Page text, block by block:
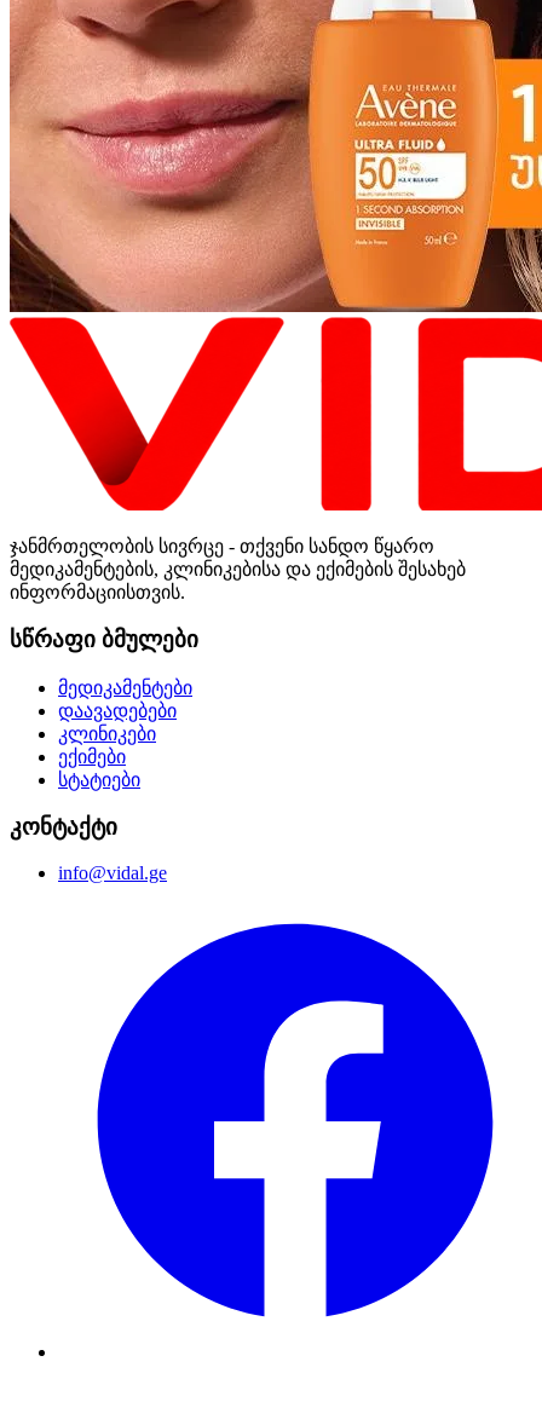
ჯანმრთელობის სივრცე - თქვენი სანდო წყარო
მედიკამენტების, კლინიკებისა და ექიმების შესახებ
ინფორმაციისთვის.
სწრაფი ბმულები
მედიკამენტები
დაავადებები
კლინიკები
ექიმები
სტატიები
კონტაქტი
info@vidal.ge